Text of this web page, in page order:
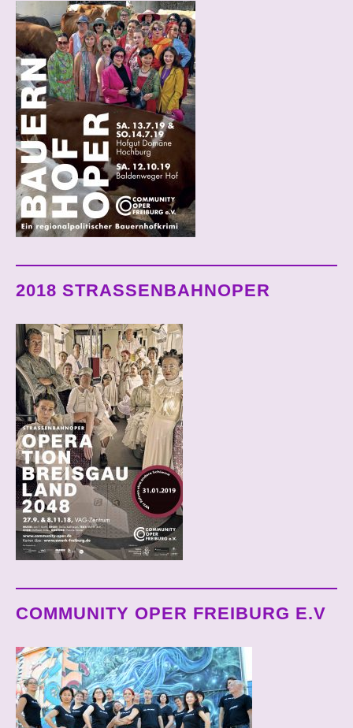
2018 STRASSENBAHNOPER
COMMUNITY OPER FREIBURG E.V